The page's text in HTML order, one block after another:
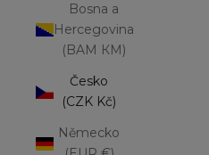
Bosna a
Hercegovina
(BAM КМ)
Česko
(CZK Kč)
Německo